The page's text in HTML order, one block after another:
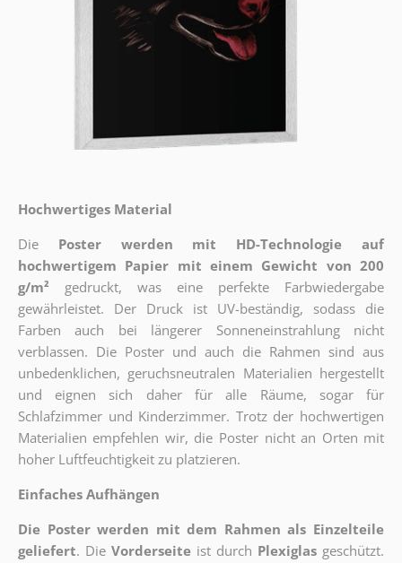
Hochwertiges Material
Die
Poster werden mit HD-Technologie auf
hochwertigem Papier mit einem Gewicht von 200
g/m²
gedruckt, was eine perfekte Farbwiedergabe
gewährleistet. Der Druck ist UV-beständig, sodass die
Farben auch bei längerer Sonneneinstrahlung nicht
verblassen. Die Poster und auch die Rahmen sind aus
unbedenklichen, geruchsneutralen Materialien hergestellt
und eignen sich daher für alle Räume, sogar für
Schlafzimmer und Kinderzimmer. Trotz der hochwertigen
Materialien empfehlen wir, die Poster nicht an Orten mit
hoher Luftfeuchtigkeit zu platzieren.
Einfaches Aufhängen
Die Poster werden mit dem Rahmen als Einzelteile
geliefert. Die Vorderseite ist durch Plexiglas geschützt.